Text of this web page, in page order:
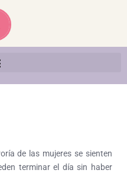
de las mujeres se sienten
terminar el día sin haber